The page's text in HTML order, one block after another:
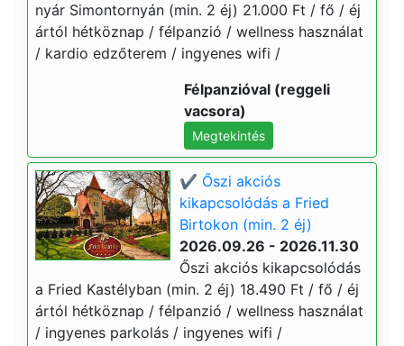
nyár Simontornyán (min. 2 éj) 21.000 Ft / fő / éj
ártól hétköznap / félpanzió / wellness használat
/ kardio edzőterem / ingyenes wifi /
Félpanzióval (reggeli
vacsora)
Megtekintés
✔️ Őszi akciós
kikapcsolódás a Fried
Birtokon (min. 2 éj)
2026.09.26 - 2026.11.30
Őszi akciós kikapcsolódás
a Fried Kastélyban (min. 2 éj) 18.490 Ft / fő / éj
ártól hétköznap / félpanzió / wellness használat
/ ingyenes parkolás / ingyenes wifi /